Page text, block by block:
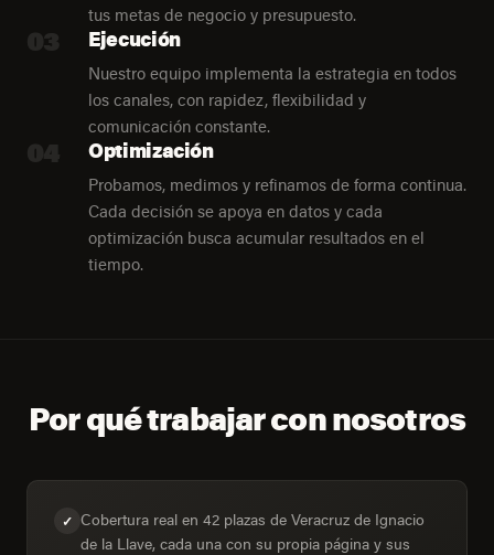
tus metas de negocio y presupuesto.
Ejecución
Nuestro equipo implementa la estrategia en todos
los canales, con rapidez, flexibilidad y
comunicación constante.
Optimización
Probamos, medimos y refinamos de forma continua.
Cada decisión se apoya en datos y cada
optimización busca acumular resultados en el
tiempo.
Por qué trabajar con nosotros
✓ Cobertura real en 42 plazas de Veracruz de Ignacio
de la Llave, cada una con su propia página y sus